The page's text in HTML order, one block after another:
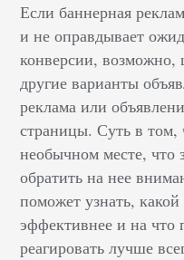
Если баннерная
и не оправдывает
конверсии, возможно,
другие варианты
реклама или
страницы. Суть в том,
необычном месте, что
обратить на нее
поможет узнать,
эффективнее и на что
реагировать лучше